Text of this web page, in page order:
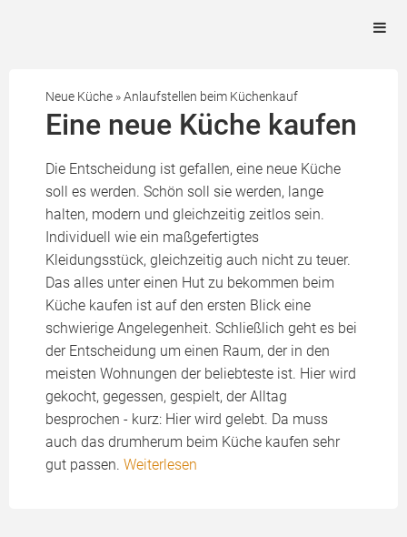
Neue Küche »Anlaufstellen beim Küchenkauf
Eine neue Küche kaufen
Die Entscheidung ist gefallen, eine neue Küche
soll es werden. Schön soll sie werden, lange
halten, modern und gleichzeitig zeitlos sein.
Individuell wie ein maßgefertigtes
Kleidungsstück, gleichzeitig auch nicht zu teuer.
Das alles unter einen Hut zu bekommen beim
Küche kaufen ist auf den ersten Blick eine
schwierige Angelegenheit. Schließlich geht es bei
der Entscheidung um einen Raum, der in den
meisten Wohnungen der beliebteste ist. Hier wird
gekocht, gegessen, gespielt, der Alltag
besprochen - kurz: Hier wird gelebt. Da muss
auch das drumherum beim Küche kaufen sehr
gut passen. Weiterlesen